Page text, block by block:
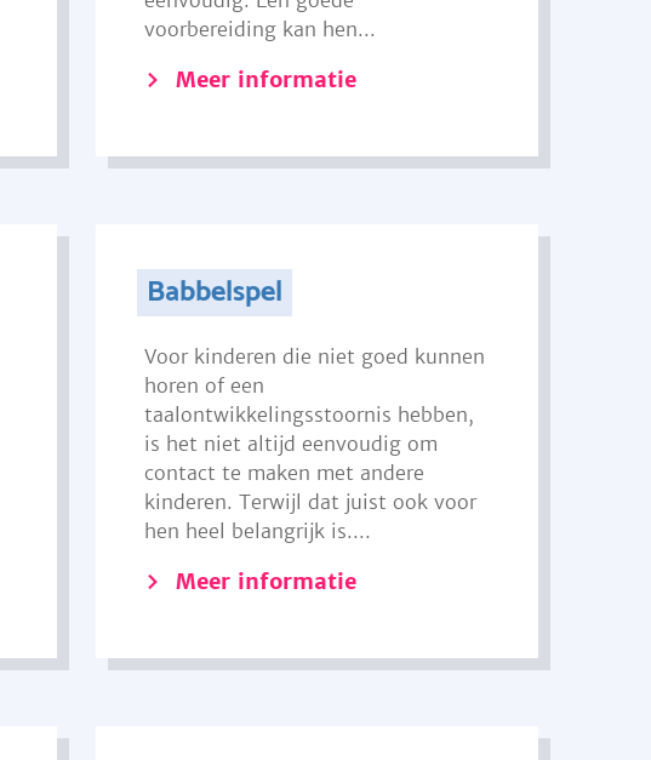
voorbereiding kan hen...
Meer informatie
Babbelspel
Voor kinderen die niet goed kunnen
horen of een
taalontwikkelingsstoornis hebben,
is het niet altijd eenvoudig om
contact te maken met andere
kinderen. Terwijl dat juist ook voor
hen heel belangrijk is....
Meer informatie